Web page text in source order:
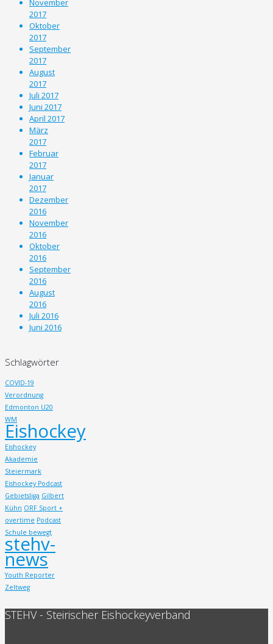
2017
Oktober
2017
September
2017
August
2017
Juli 2017
Juni 2017
April 2017
März
2017
Februar
2017
Januar
2017
Dezember
2016
November
2016
Oktober
2016
September
2016
August
2016
Juli 2016
Juni 2016
Schlagwörter
COVID-19
Verordnung
Edmonton U20
WM
Eishockey
Eishockey
Akademie
Steiermark
Eishockey Podcast
Gebietsliga Gilbert
Kühn ORF Sport +
overtime Podcast
Schule bewegt
stehv-
news
Youth Reporter
Zeltweg
STEHV - Steirischer Eishockeyverband